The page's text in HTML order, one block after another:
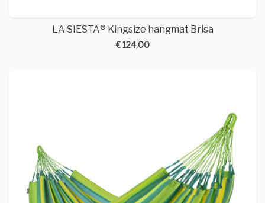
LA SIESTA® Kingsize hangmat Brisa
€ 124,00